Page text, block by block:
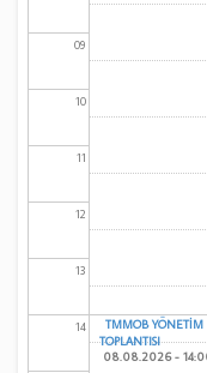
09
10
11
12
13
14
TMMOB YÖNETİM
TOPLANTISI
08.08.2026 -